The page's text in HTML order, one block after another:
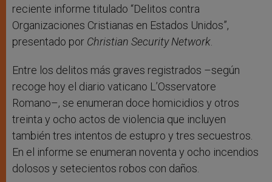
reciente informe titulado “Delitos contra
Organizaciones Cristianas en Estados Unidos”,
presentado por Christian Security Network.
Entre los delitos más graves registrados –según
recoge hoy el diario vaticano L’Osservatore
Romano–, se enumeran doce homicidios y otros
treinta y ocho actos de violencia que incluyen
también tres intentos de estupro y tres secuestros.
En el informe se enumeran noventa y ocho incendios
dolosos y setecientos robos con daños.